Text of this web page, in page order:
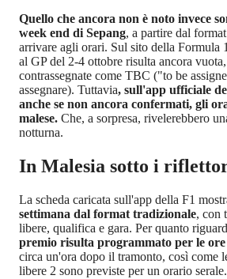
Quello che ancora non è noto invece
week end di Sepang, a partire dal
arrivare agli orari. Sul sito della Formula
al GP del 2-4 ottobre risulta ancora
contrassegnate come TBC ("to be
assegnare). Tuttavia, sull'app ufficiale
anche se non ancora confermati, gli
malese. Che, a sorpresa, rivelerebbero
notturna.
In Malesia sotto i
La scheda caricata sull'app della F1
settimana dal format tradizionale, con
libere, qualifica e gara. Per quanto
premio risulta programmato per le ore
circa un'ora dopo il tramonto, così come
libere 2 sono previste per un orario serale.